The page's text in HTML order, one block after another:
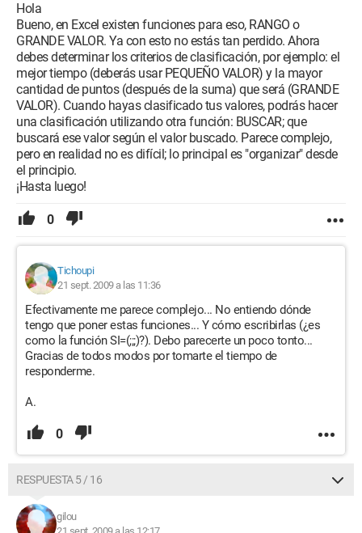
Hola
Bueno, en Excel existen funciones para eso, RANGO o
GRANDE VALOR. Ya con esto no estás tan perdido. Ahora
debes determinar los criterios de clasificación, por ejemplo: el
mejor tiempo (deberás usar PEQUEÑO VALOR) y la mayor
cantidad de puntos (después de la suma) que será (GRANDE
VALOR). Cuando hayas clasificado tus valores, podrás hacer
una clasificación utilizando otra función: BUSCAR; que
buscará ese valor según el valor buscado. Parece complejo,
pero en realidad no es difícil; lo principal es "organizar" desde
el principio.
¡Hasta luego!
0
Tichoupi
21 sept. 2009 a las 11:36
Efectivamente me parece complejo... No entiendo dónde
tengo que poner estas funciones... Y cómo escribirlas (¿es
como la función SI=(;;;)?). Debo parecerte un poco tonto...
Gracias de todos modos por tomarte el tiempo de
responderme.
A.
0
RESPUESTA 5 / 16
gilou